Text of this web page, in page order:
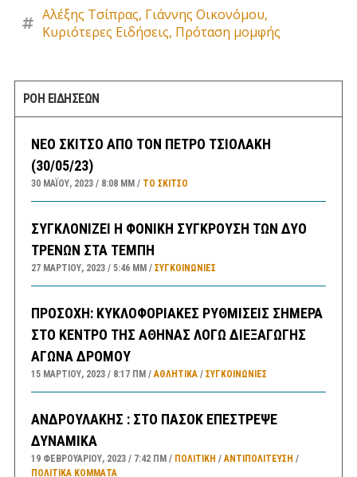
Αλέξης Τσίπρας, Γιάννης Οικονόμου,
Κυριότερες Ειδήσεις, Πρόταση μομφής
ΡΟΗ ΕΙΔΗΣΕΩΝ
ΝΕΟ ΣΚΙΤΣΟ ΑΠΟ ΤΟΝ ΠΕΤΡΟ ΤΣΙΟΛΑΚΗ
(30/05/23)
30 ΜΑΪ́ΟΥ, 2023 8:08 ΜΜ ΤΟ ΣΚΊΤΣΟ
ΣΥΓΚΛΟΝΙΖΕΙ Η ΦΟΝΙΚΗ ΣΥΓΚΡΟΥΣΗ ΤΩΝ ΔΥΟ
ΤΡΕΝΩΝ ΣΤΑ ΤΕΜΠΗ
27 ΜΑΡΤΊΟΥ, 2023 5:46 ΜΜ ΣΥΓΚΟΙΝΩΝΊΕΣ
ΠΡΟΣΟΧΗ: ΚΥΚΛΟΦΟΡΙΑΚΕΣ ΡΥΘΜΙΣΕΙΣ ΣΗΜΕΡΑ
ΣΤΟ ΚΕΝΤΡΟ ΤΗΣ ΑΘΗΝΑΣ ΛΟΓΩ ΔΙΕΞΑΓΩΓΗΣ
ΑΓΩΝΑ ΔΡΟΜΟΥ
15 ΜΑΡΤΊΟΥ, 2023 8:17 ΠΜ ΑΘΛΗΤΙΚΑ/ ΣΥΓΚΟΙΝΩΝΊΕΣ
ΑΝΔΡΟΥΛΑΚΗΣ : ΣΤΟ ΠΑΣΟΚ ΕΠΕΣΤΡΕΨΕ
ΔΥΝΑΜΙΚΑ
19 ΦΕΒΡΟΥΑΡΊΟΥ, 2023 7:42 ΠΜ ΠΟΛΙΤΙΚΗ /ΑΝΤΙΠΟΛΊΤΕΥΣΗ /
ΠΟΛΙΤΙΚΆ ΚΌΜΜΑΤΑ